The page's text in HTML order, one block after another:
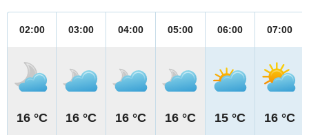
02:00
16 °C
03:00
16 °C
04:00
16 °C
05:00
16 °C
06:00
15 °C
07:00
16 °C